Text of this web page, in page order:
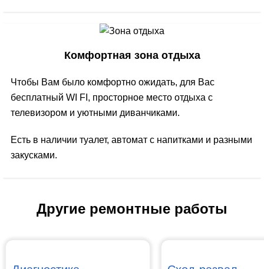
Комфортная зона отдыха
Чтобы Вам было комфортно ожидать, для Вас
бесплатный WI FI, просторное место отдыха с
телевизором и уютными диванчиками.
Есть в наличии туалет, автомат с напитками и разными
закусками.
Другие ремонтные работы